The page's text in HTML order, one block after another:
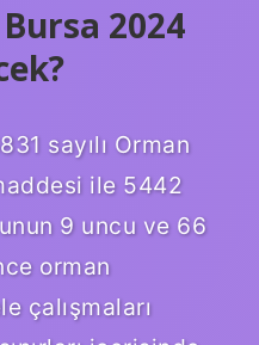
2024
sayılı Orman
ile 5442
9 uncu ve 66
orman
çalışmaları